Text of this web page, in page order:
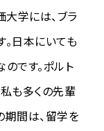
大学には、ブラ
日本にいても
です。ポルト
も多くの先輩
期間は、留学を